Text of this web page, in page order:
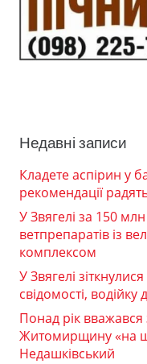
Недавні записи
Кладете аспірин у
рекомендації
У Звягелі за 150
ветпрепаратів із
комплексом
У Звягелі
свідомості,
Понад рік вважався
Житомирщину «на
Недашківський